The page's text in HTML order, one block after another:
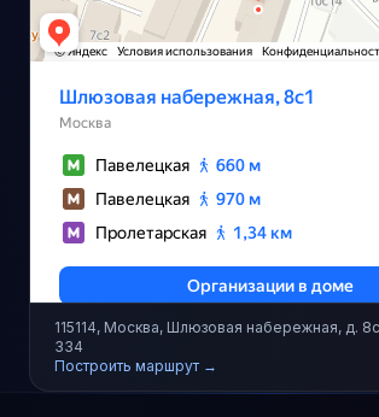
115114, Москва, Шлюзовая набережная, д.
334
Построить маршрут →